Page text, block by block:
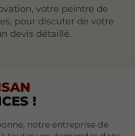
votre peintre de
pour discuter de votre
devis détaillé.
!
notre entreprise de